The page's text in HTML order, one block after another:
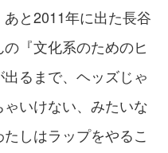
と2011年に出た長谷
『文化系のためのヒ
るまで、ヘッズじゃ
いけない、みたいな
しはラップをやるこ